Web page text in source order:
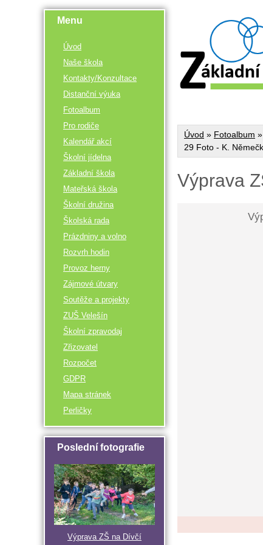
Menu
Úvod
Naše škola
Kontakty/Konzultace
Distanční výuka
Fotoalbum
Pro rodiče
Kalendář akcí
Školní jídelna
Základní škola
Mateřská škola
Školní družina
Školská rada
Prázdniny a volno
Rozvrh hodin
Provoz herny
Zájmové útvary
Soutěže a projekty
ZUŠ Velešín
Školní zpravodaj
Zřizovatel
Rozpočet
GDPR
Mapa stránek
Perličky
Poslední fotografie
Výprava ZŠ na Dívčí
Úvod » Fotoalbum »
29 Foto - K.
Výprava